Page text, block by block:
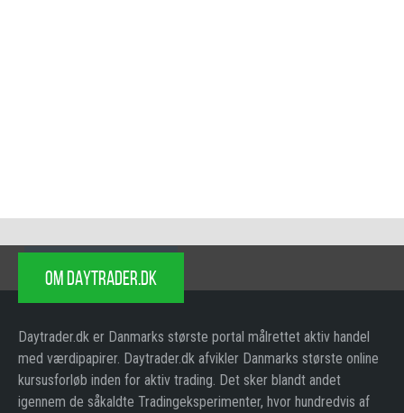
OM DAYTRADER.DK
Daytrader.dk er Danmarks største portal målrettet aktiv handel
med værdipapirer. Daytrader.dk afvikler Danmarks største online
kursusforløb inden for aktiv trading. Det sker blandt andet
igennem de såkaldte Tradingeksperimenter, hvor hundredvis af